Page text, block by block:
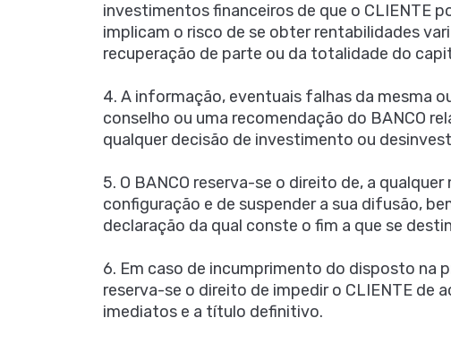
investimentos financeiros de que o CLIENTE
implicam o risco de se obter rentabilidades
recuperação de parte ou da totalidade do
4. A informação, eventuais falhas da mesma
conselho ou uma recomendação do BANCO
qualquer decisão de investimento ou
5. O BANCO reserva-se o direito de, a
configuração e de suspender a sua difusão,
declaração da qual conste o fim a que se
6. Em caso de incumprimento do disposto na
reserva-se o direito de impedir o CLIENTE de
imediatos e a título definitivo.